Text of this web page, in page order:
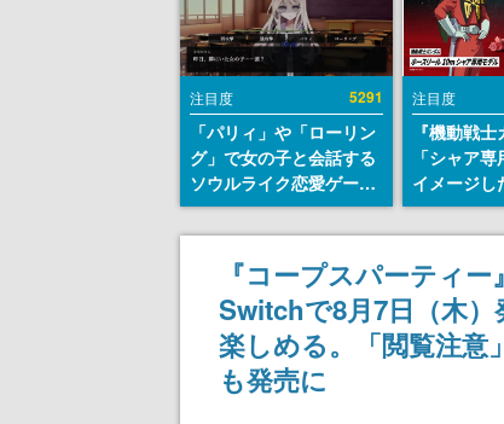
注目度 5291
「パリィ」や「ローリン
グ」で女の子と会話する
ソウルライク恋愛ゲーム
『小早川さんはソウルラ
イク』無料公開。返事に
失敗すると「YOU
DIED」
注目度
『機動戦
「シャア
イメージし
リールが予
にはシャア
マークやジ
エンブレム
どを配置
『コープスパーティ
Switchで8月7日（木
楽しめる。「閲覧注意
も発売に